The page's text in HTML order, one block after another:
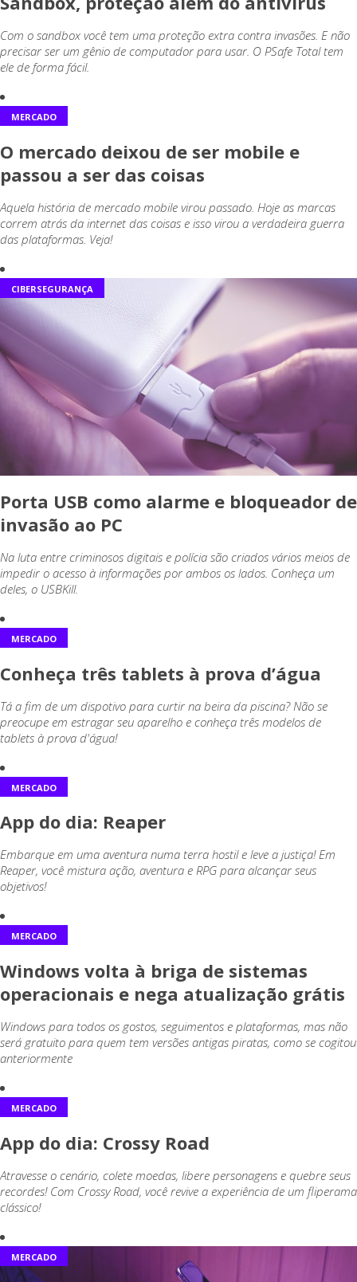
Com o sandbox você tem uma proteção extra contra invasões. E não
precisar ser um gênio de computador para usar. O PSafe Total tem
ele de forma fácil.
MERCADO
O mercado deixou de ser mobile e
passou a ser das coisas
Aquela história de mercado mobile virou passado. Hoje as marcas
correm atrás da internet das coisas e isso virou a verdadeira guerra
das plataformas. Veja!
CIBERSEGURANÇA
Porta USB como alarme e bloqueador de
invasão ao PC
Na luta entre criminosos digitais e polícia são criados vários meios de
impedir o acesso à informações por ambos os lados. Conheça um
deles, o USBKill.
MERCADO
Conheça três tablets à prova d’água
Tá a fim de um dispotivo para curtir na beira da piscina? Não se
preocupe em estragar seu aparelho e conheça três modelos de
tablets à prova d'água!
MERCADO
App do dia: Reaper
Embarque em uma aventura numa terra hostil e leve a justiça! Em
Reaper, você mistura ação, aventura e RPG para alcançar seus
objetivos!
MERCADO
Windows volta à briga de sistemas
operacionais e nega atualização grátis
Windows para todos os gostos, seguimentos e plataformas, mas não
será gratuito para quem tem versões antigas piratas, como se cogitou
anteriormente
MERCADO
App do dia: Crossy Road
Atravesse o cenário, colete moedas, libere personagens e quebre seus
recordes! Com Crossy Road, você revive a experiência de um fliperama
clássico!
MERCADO